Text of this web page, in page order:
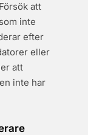
att
inte
efter
eller
att
inte har